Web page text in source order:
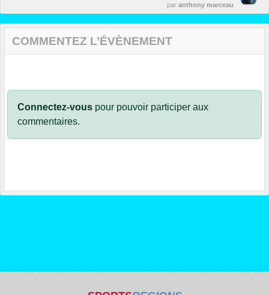
par anthony marceau
COMMENTEZ L’ÉVÈNEMENT
Connectez-vous pour pouvoir participer aux
commentaires.